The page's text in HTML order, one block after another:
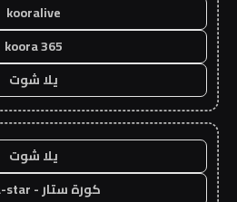
kooralive
koora 365
يلا شوت
يلا شوت
كورة ستار - koora-star